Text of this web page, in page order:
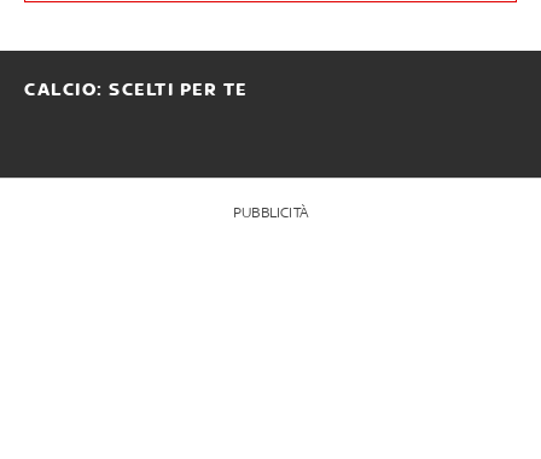
CALCIO: SCELTI PER TE
PUBBLICITÀ